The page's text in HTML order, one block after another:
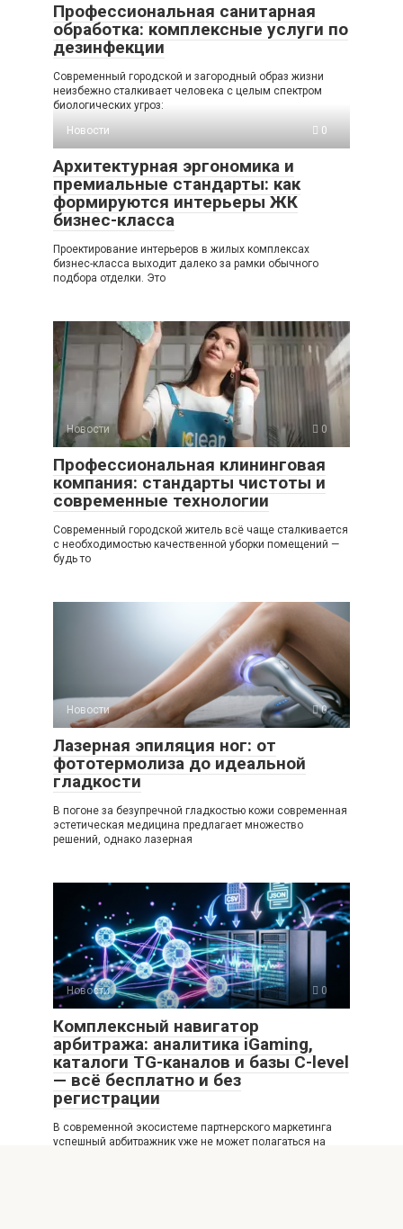
Профессиональная санитарная
обработка: комплексные услуги по
дезинфекции
Современный городской и загородный образ жизни
неизбежно сталкивает человека с целым спектром
биологических угроз:
Новости
0
Архитектурная эргономика и
премиальные стандарты: как
формируются интерьеры ЖК
бизнес-класса
Проектирование интерьеров в жилых комплексах
бизнес-класса выходит далеко за рамки обычного
подбора отделки. Это
Новости 0
Профессиональная клининговая
компания: стандарты чистоты и
современные технологии
Современный городской житель всё чаще сталкивается
с необходимостью качественной уборки помещений —
будь то
Новости 0
Лазерная эпиляция ног: от
фототермолиза до идеальной
гладкости
В погоне за безупречной гладкостью кожи современная
эстетическая медицина предлагает множество
решений, однако лазерная
Новости 0
Комплексный навигатор
арбитража: аналитика iGaming,
каталоги TG-каналов и базы C-level
— всё бесплатно и без
регистрации
В современной экосистеме партнерского маркетинга
успешный арбитражник уже не может полагаться на